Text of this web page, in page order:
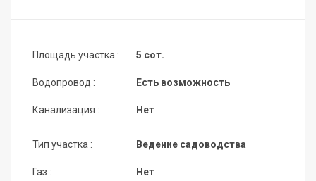
Площадь участка :
Водопровод :
Канализация :
5 сот.
Есть возможность
Нет
Тип участка :
Газ :
Ведение садоводства
Нет